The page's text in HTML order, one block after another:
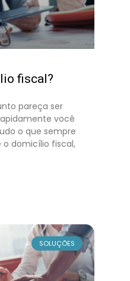
fiscal?
pareça ser
você
o que sempre
o domicílio fiscal,
SOLUÇÕES